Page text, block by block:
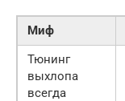
Миф
Тюнинг
выхлопа
всегда